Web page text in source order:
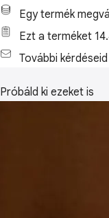
Egy termék
Ezt a terméket
További
Próbáld ki ezeket is